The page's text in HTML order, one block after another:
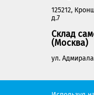
125212,
д.7
Склад
(Москва)
ул.